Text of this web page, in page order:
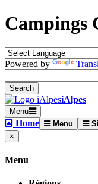
Campings
Powered by
iAlpes
Menu
Home Menu
×
Menu